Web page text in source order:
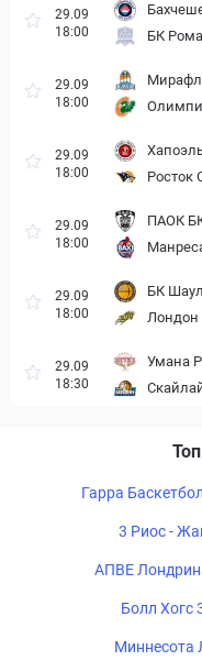
29.09
18:00
БК
29.09
18:00
29.09
18:00
Росток
29.09
18:00
ПАОК
29.09
18:00
БК
Лондон
29.09
18:30
Умана
Гарра
3 Риос -
АПВЕ
Болл Хогс
Миннесота